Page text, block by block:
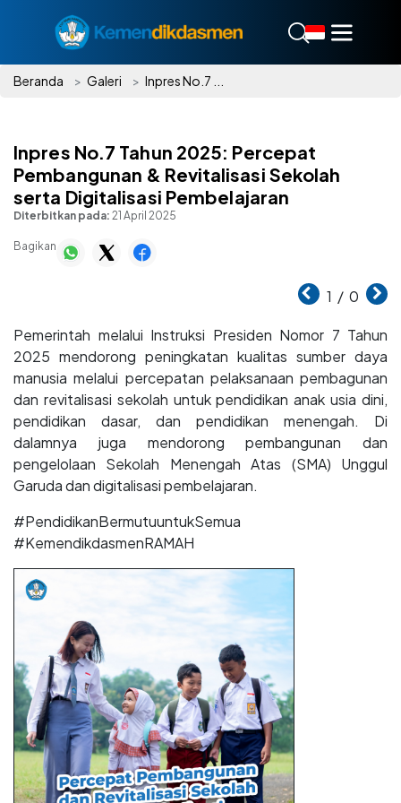
Beranda Galeri Inpres No.7 ...
Inpres No.7 Tahun 2025: Percepat
Pembangunan & Revitalisasi Sekolah
serta Digitalisasi Pembelajaran
Diterbitkan pada: 21 April 2025
Bagikan
1 / 0
Pemerintah melalui Instruksi Presiden Nomor 7 Tahun
2025 mendorong peningkatan kualitas sumber daya
manusia melalui percepatan pelaksanaan pembagunan
dan revitalisasi sekolah untuk pendidikan anak usia dini,
pendidikan dasar, dan pendidikan menengah. Di
dalamnya juga mendorong pembangunan dan
pengelolaan Sekolah Menengah Atas (SMA) Unggul
Garuda dan digitalisasi pembelajaran.
#PendidikanBermutuuntukSemua
#KemendikdasmenRAMAH